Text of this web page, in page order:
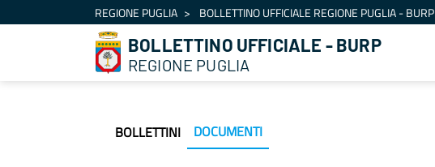
Salta al contenutoREGIONE PUGLIA BOLLETTINO UFFICIALE REGIONE PUGLIA - BURP
BOLLETTINO UFFICIALE - BURP
REGIONE PUGLIA
BOLLETTINI DOCUMENTI